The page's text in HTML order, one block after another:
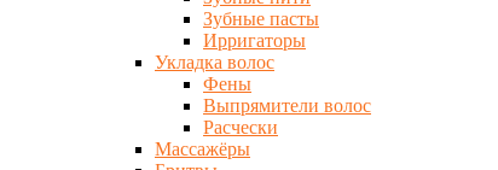
Зубные пасты
Ирригаторы
Укладка волос
Фены
Выпрямители волос
Расчески
Массажёры